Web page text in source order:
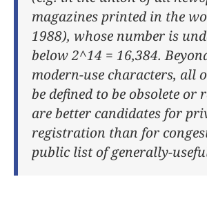
magazines printed in the
1988), whose number is
below 2^14 = 16,384.
modern-use characters, all
be defined to be obsolete or
are better candidates for
registration than for
public list of generally-